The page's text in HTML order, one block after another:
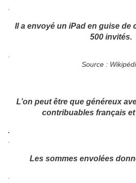
Il a envoyé un iPad en guise de
500 invités.
Source :
L’on peut être que généreux
contribuables français
.
Les sommes envolées
.